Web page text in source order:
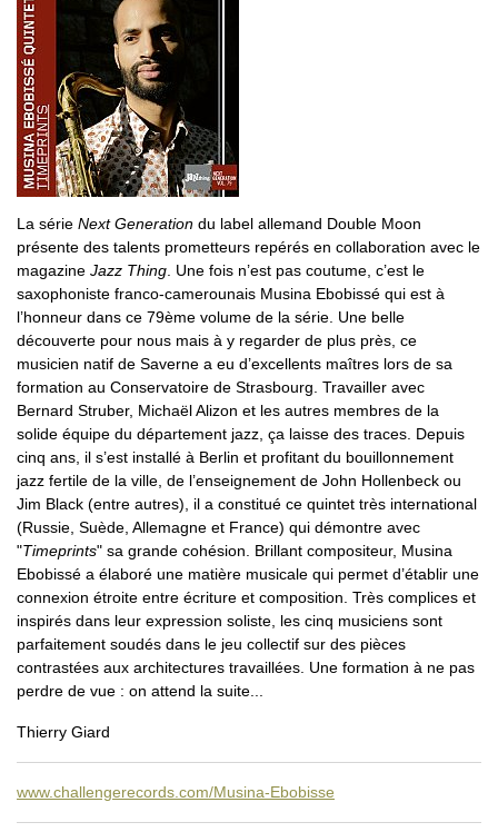
La série Next Generation du label allemand Double Moon
présente des talents prometteurs repérés en collaboration avec le
magazine Jazz Thing . Une fois n’est pas coutume, c’est le
saxophoniste franco-camerounais Musina Ebobissé qui est à
l’honneur dans ce 79ème volume de la série. Une belle
découverte pour nous mais à y regarder de plus près, ce
musicien natif de Saverne a eu d’excellents maîtres lors de sa
formation au Conservatoire de Strasbourg. Travailler avec
Bernard Struber, Michaël Alizon et les autres membres de la
solide équipe du département jazz, ça laisse des traces. Depuis
cinq ans, il s’est installé à Berlin et profitant du bouillonnement
jazz fertile de la ville, de l’enseignement de John Hollenbeck ou
Jim Black (entre autres), il a constitué ce quintet très international
(Russie, Suède, Allemagne et France) qui démontre avec
"Timeprints" sa grande cohésion. Brillant compositeur, Musina
Ebobissé a élaboré une matière musicale qui permet d’établir une
connexion étroite entre écriture et composition. Très complices et
inspirés dans leur expression soliste, les cinq musiciens sont
parfaitement soudés dans le jeu collectif sur des pièces
contrastées aux architectures travaillées. Une formation à ne pas
perdre de vue : on attend la suite...
Thierry Giard
www.challengerecords.com/Musina-Ebobisse